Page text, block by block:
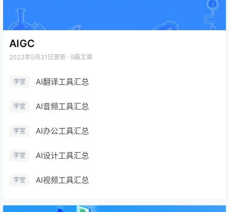
AIGC
2023年5月31日 更新 · 9篇文章
学堂 AI翻译工具汇总
学堂 AI音频工具汇总
学堂 AI办公工具汇总
学堂 AI设计工具汇总
学堂 AI视频工具汇总